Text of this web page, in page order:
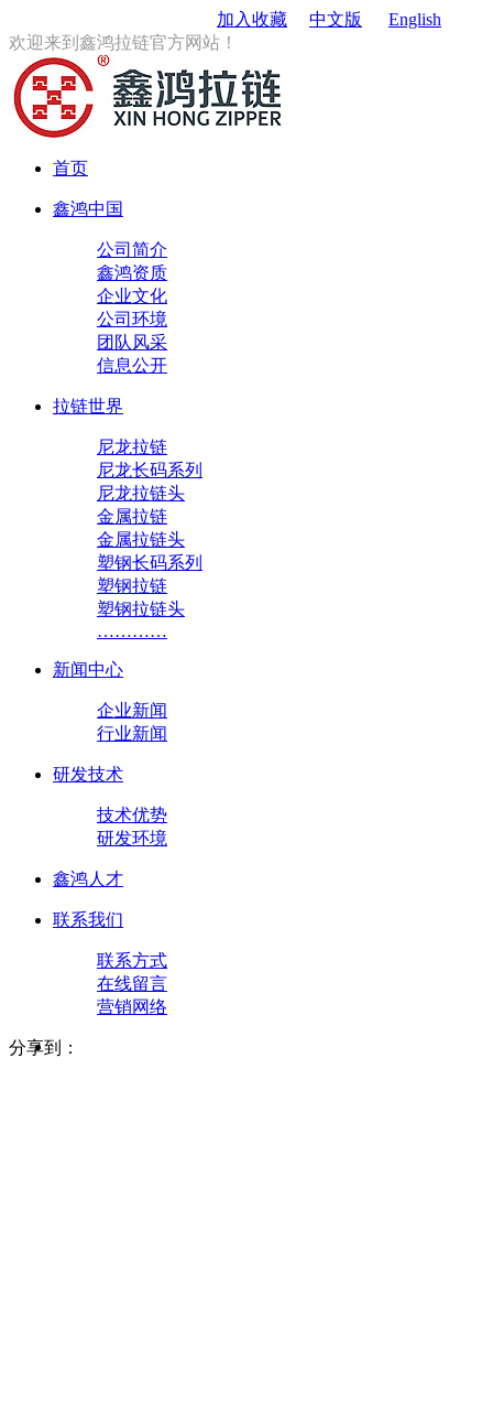
加入收藏 中文版
English
欢迎来到鑫鸿拉链官方网站！
首页
鑫鸿中国
公司简介
鑫鸿资质
企业文化
公司环境
团队风采
信息公开
拉链世界
尼龙拉链
尼龙长码系列
尼龙拉链头
金属拉链
金属拉链头
塑钢长码系列
塑钢拉链
塑钢拉链头
…………
新闻中心
企业新闻
行业新闻
研发技术
技术优势
研发环境
鑫鸿人才
联系我们
联系方式
在线留言
营销网络
分享到：